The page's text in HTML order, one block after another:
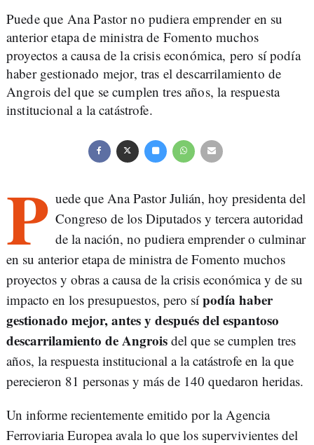
Puede que Ana Pastor no pudiera emprender en su
anterior etapa de ministra de Fomento muchos
proyectos a causa de la crisis económica, pero sí podía
haber gestionado mejor, tras el descarrilamiento de
Angrois del que se cumplen tres años, la respuesta
institucional a la catástrofe.
P uede que Ana Pastor Julián, hoy presidenta del
Congreso de los Diputados y tercera autoridad
de la nación, no pudiera emprender o culminar
en su anterior etapa de ministra de Fomento muchos
proyectos y obras a causa de la crisis económica y de su
impacto en los presupuestos, pero sípodía haber
gestionado mejor, antes y después del espantoso
descarrilamiento de Angrois del que se cumplen tres
años, la respuesta institucional a la catástrofe en la que
perecieron 81 personas y más de 140 quedaron heridas.
Un informe recientemente emitido por la Agencia
Ferroviaria Europea avala lo que los supervivientes del